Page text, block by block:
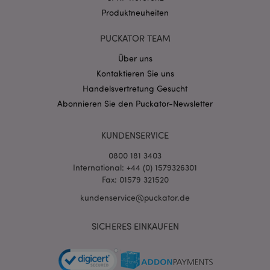
Produktneuheiten
PUCKATOR TEAM
Über uns
Kontaktieren Sie uns
Handelsvertretung Gesucht
Abonnieren Sie den Puckator-Newsletter
KUNDENSERVICE
0800 181 3403
International: +44 (0) 1579326301
Fax: 01579 321520
kundenservice@puckator.de
SICHERES EINKAUFEN
invalidation
www.puckator.de
Datenschutzbestimmungen von Google